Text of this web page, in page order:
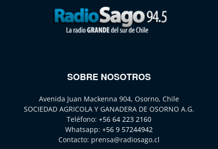
SOBRE NOSOTROS
Avenida Juan Mackenna 904, Osorno, Chile
SOCIEDAD AGRICOLA Y GANADERA DE OSORNO A.G.
Teléfono: +56 64 223 2160
Whatsapp: +56 9 57244942
Contacto: prensa@radiosago.cl